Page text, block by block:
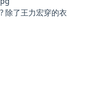
除了王力宏穿的衣